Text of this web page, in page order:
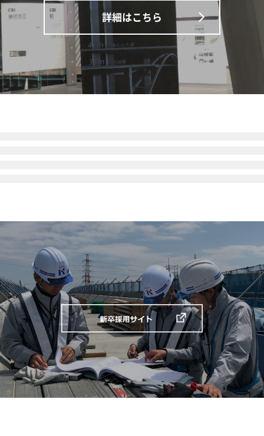
詳細はこちら